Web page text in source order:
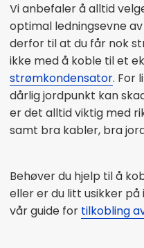
Vi anbefaler å alltid
optimal ledningsevne
derfor til at du får nok
ikke med å koble til et
strømkondensator. For
dårlig jordpunkt kan
er det alltid viktig med
samt bra kabler, bra
Behøver du hjelp til å
eller er du litt usikker
vår guide for tilkobling